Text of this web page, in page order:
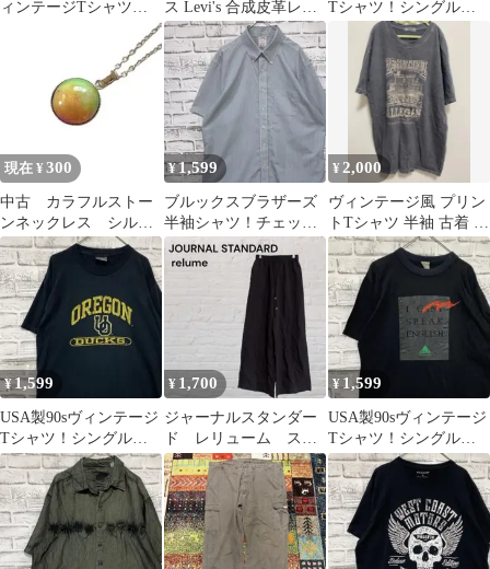
ィンテージTシャツ！
グリーン半袖 XL 0428
ス Levi's 合成皮革レザ
ーダブルピンベルト ブ
ラック
Tシャツ！シングルス
テッチネイビー半袖
2XL0417
現在 ¥ 300
中古 カラフルストー
ンネックレス シルバ
ーカラー 47cm
¥ 1,599
ブルックスブラザーズ
半袖シャツ！チェック
ブルー L 0715
¥ 2,000
ヴィンテージ風 プリン
トTシャツ 半袖 古着 ス
トリート
¥1,599
USA製90sヴィンテージ
Tシャツ！シングルス
テッチブラック古着M
0429
¥ 1,700
ジャーナルスタンダー
ド レリューム スト
ライプ ワイドパンツ イ
ージーパンツ
¥1,599
USA製90sヴィンテージ
Tシャツ！シングルス
テッチブラック半袖古
着L0415